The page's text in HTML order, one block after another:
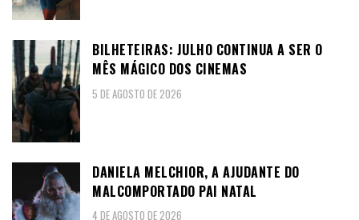
BILHETEIRAS: JULHO CONTINUA A SER O
MÊS MÁGICO DOS CINEMAS
5 DE AGOSTO DE 2026
DANIELA MELCHIOR, A AJUDANTE DO
MALCOMPORTADO PAI NATAL
4 DE AGOSTO DE 2026